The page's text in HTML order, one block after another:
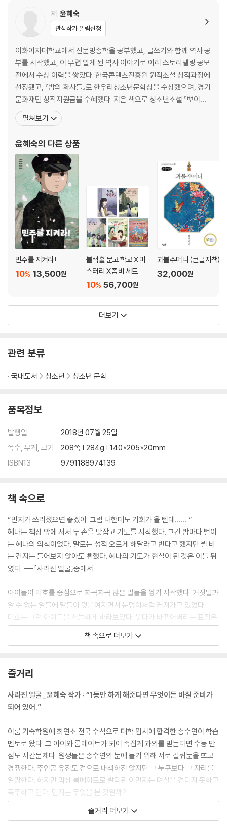
저 윤혜숙
관심작가 알림신청
이화여자대학교에서 신문방송학을 공부했고, 글쓰기와 함께 역사 공
부를 시작했고, 이 무렵 알게 된 역사 이야기로 여러 스토리텔링 공모
전에서 수상 이력을 쌓았다. 한국콘텐츠진흥원 원작소설 창작과정에
선정됐고, 『밤의 화사들』로 한우리청소년문학상을 수상했으며, 경기
문화재단 창작지원금을 수혜했다. 지은 책으로 청소년소설 『뽀이들
이 온다』, 『계회도 살인사건』, 『격리된 아이』(공저_, 『알바의 하루』,
『광장에 서다』(공저), 『민주를 지켜라!』, 『대한 독립 만세』(공저),
등과 김유정, 이효석의 단편소설 이어
펼쳐보기
윤혜숙의 다른 상품
민주를 지켜라!
13,500원
10%
블랙홀 문고 학교 X 미
스터리 X 좀비 세트
56,700원
10%
괴불주머니 (큰글자책)
32,000원
더보기
관련 분류
국내도서 청소년 청소년 문학
품목정보
발행일
2018년 07월 25일
쪽수, 무게, 크기
208쪽 | 284g | 140*205*20mm
ISBN13
9791188974139
책 속으로
“민지가 쓰러졌으면 좋겠어. 그럼 나한테도 기회가 올 텐데…….”
혜나는 책상 앞에 서서 두 손을 맞잡고 기도를 시작했다. 그건 밤마다 벌이
는 혜나의 의식이었다. 말로는 성적 오르게 해달라고 빈다고 했지만 뭘 비
는 건지는 들어보지 않아도 뻔했다. 혜나의 기도가 현실이 된 것은 이틀 뒤
였다. ---「사라진 얼굴」중에서
아이들이 미호를 중심으로 차곡차곡 많은 말들을 쌓기 시작했다. 거짓말과
알 수 없는 일들에 말들이 덧붙여지면서 눈덩이처럼 커져가고 있었다.
미호는 그런 아이들을 서늘하게 바라보았다. 웃다가 바뀌어버리는 표정은
마치 순식간에 변하는 가면 같았다. 그럴 때마다 나는 미호의 붉은 눈이 떠
올랐다. ---「이웃집 구미호」중에서
손을 높이 들어 올렸다. 바닥을 향해 내려치려던 손이 잠시 허공에 머뭇거
렸다. 이내 뭔가 생각이 난 듯 휴대폰을 두 손에 쥐고 익숙한 손놀림으로 녹
색 검색창을 열었다. “편하게 죽는 법.” ---「지박령 열차」중에서
“누, 누구야?”
미유는 또 한 번 뒷걸음질을 치다 벽에 뒤통수를 찧었다. 아프다고 느낄 새
도 없었다. 다리 힘이 풀려 주저앉을 것만 같았다. 웬 여자였다. 여자가 고
개를 수그린 채 다리를 자꾸만 문질러 뭔가를 닦아내고 있었다. 치마 속에
서 무언가가 까물까물 기어 나와 하얀 종아리 쪽으로 기어 내려갔다. 여자
는 그걸 닦아내듯 문질러 없애는 중이었다. ---「소녀가 돌아올 때」중에서
“응. ‘나 여기 있다’라고 했으니 재차의(在此矣)라는 거야. 그 얘기는 한종
책 속으로 더보기
줄거리
사라진 얼굴_윤혜숙 작가 : “1등만 하게 해준다면 무엇이든 바칠 준비가
되어 있어.”
이룸 기숙학원에 최연소 전국 수석으로 대학 입시에 합격한 송수연이 학습
멘토로 왔다. 그 아이와 룸메이트가 되어 족집게 과외를 받는다면 수능 만
점도 시간문제다. 원생들은 송수연의 눈에 들기 위해 서로 갈퀴눈을 뜨고
경쟁한다. 주인공 유진도 겉으로 내색하진 않지만 그 누구보다 그 자리를
열망한다. 하지만 막상 룸메이트로 발탁된 이민지는 며칠을 견디지 못하고
폭주하고 만다. 민지는 무엇을 본 것일까?
이웃집 구미호_윤해연 작가 : “내 눈엔……, 네가 더 아파 보여.”
줄거리 더보기